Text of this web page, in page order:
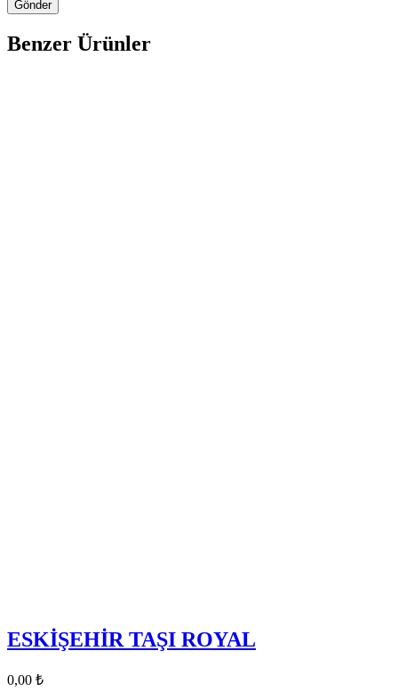
Benzer Ürünler
ESKİŞEHİR TAŞI ROYAL
0,00 ₺